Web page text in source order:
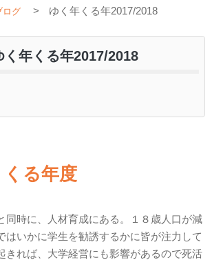
ログ > ゆく年くる年2017/2018
く年くる年2017/2018
る年度
同時に、人材育成にある。１８歳人口が減
はいかに学生を勧誘するかに皆が注力して
きれば、大学経営にも影響があるので死活